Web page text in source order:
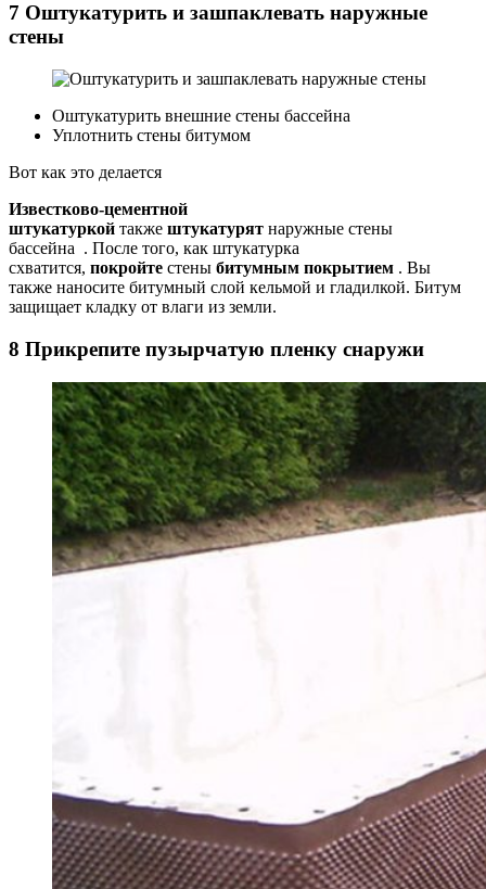
7 Оштукатурить и зашпаклевать наружные
стены
Оштукатурить внешние стены бассейна
Уплотнить стены битумом
Вот как это делается
Известково-цементной
штукатуркой также штукатурят наружные стены
бассейна . После того, как штукатурка
схватится, покройте стены битумным покрытием . Вы
также наносите битумный слой кельмой и гладилкой. Битум
защищает кладку от влаги из земли.
8 Прикрепите пузырчатую пленку снаружи